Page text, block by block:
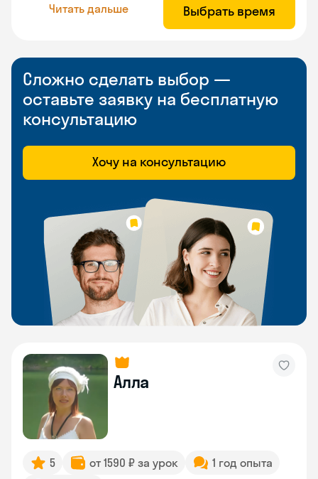
Читать дальше Выбрать время
Сложно сделать выбор —
оставьте заявку на бесплатную
консультацию
Хочу на консультацию
Алла
5 от 1590 ₽ за урок
1 год опыта